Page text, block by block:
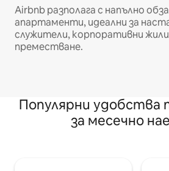
Airbnb разполага с напълно
апартаменти, идеални за
служители, корпоративни
преместване.
Популярни удобства
за месечно